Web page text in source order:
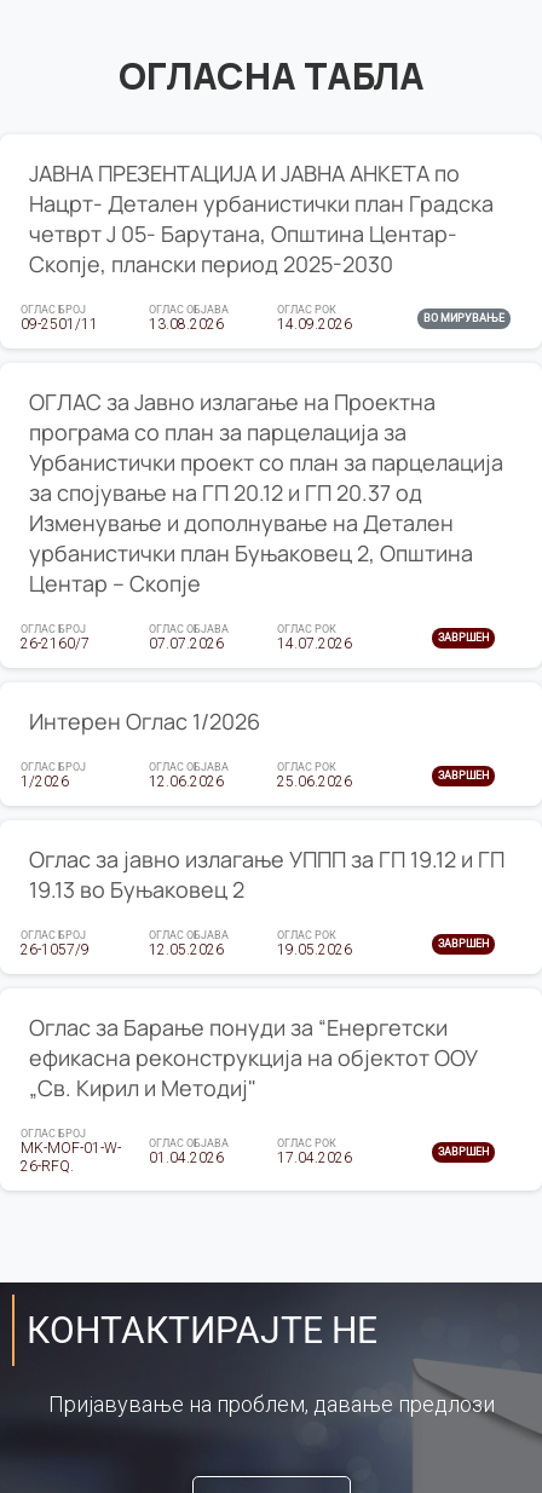
ОГЛАСНА ТАБЛА
ЈАВНА ПРЕЗЕНТАЦИЈА И ЈАВНА АНКЕТА по
Нацрт- Детален урбанистички план Градска
четврт Ј 05- Барутана, Општина Центар-
Скопје, плански период 2025-2030
ОГЛАС БРОЈ
09-2501/11
ОГЛАС ОБЈАВА
13.08.2026
ОГЛАС РОК
14.09.2026 ВО МИРУВАЊЕ
ОГЛАС за Јавно излагање на Проектна
програма со план за парцелација за
Урбанистички проект со план за парцелација
за спојување на ГП 20.12 и ГП 20.37 од
Изменување и дополнување на Детален
урбанистички план Буњаковец 2, Општина
Центар – Скопје
ОГЛАС БРОЈ
26-2160/7
ОГЛАС ОБЈАВА
07.07.2026
ОГЛАС РОК
14.07.2026 ЗАВРШЕН
Интерен Оглас 1/2026
ОГЛАС БРОЈ
1/2026
ОГЛАС ОБЈАВА
12.06.2026
ОГЛАС РОК
25.06.2026 ЗАВРШЕН
Оглас за јавно излагање УППП за ГП 19.12 и ГП
19.13 во Буњаковец 2
ОГЛАС БРОЈ
26-1057/9
ОГЛАС ОБЈАВА
12.05.2026
ОГЛАС РОК
19.05.2026 ЗАВРШЕН
Оглас за Барање понуди за “Енергетски
ефикасна реконструкција на објектот ООУ
„Св. Кирил и Методиј"
ОГЛАС БРОЈ
MK-MOF-01-W-
26-RFQ.
ОГЛАС ОБЈАВА
01.04.2026
ОГЛАС РОК
17.04.2026 ЗАВРШЕН
КОНТАКТИРАЈТЕ НЕ
Пријавување на проблем, давање предлози